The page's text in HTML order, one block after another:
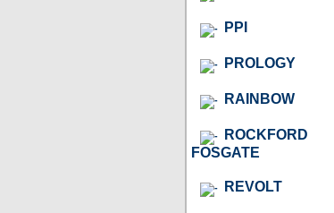
PPI
PROLOGY
RAINBOW
ROCKFORD
FOSGATE
REVOLT